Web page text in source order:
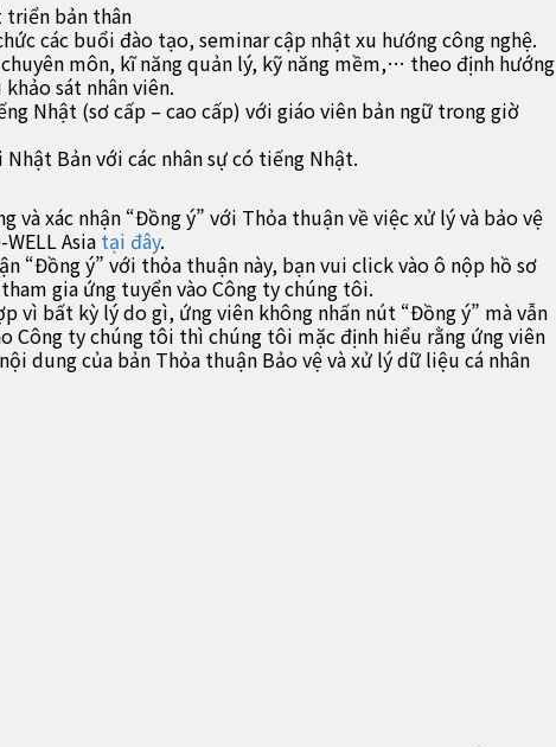
triển bản thân
các buổi đào tạo, seminar cập nhật xu hướng công nghệ.
môn, kĩ năng quản lý, kỹ năng mềm,… theo định hướng
sát nhân viên.
Nhật (sơ cấp – cao cấp) với giáo viên bản ngữ trong giờ
Bản với các nhân sự có tiếng Nhật.
và xác nhận “Đồng ý” với Thỏa thuận về việc xử lý và bảo vệ
Asia tại đây.
“Đồng ý” với thỏa thuận này, bạn vui click vào ô nộp hồ sơ
gia ứng tuyển vào Công ty chúng tôi.
vì bất kỳ lý do gì, ứng viên không nhấn nút “Đồng ý” mà vẫn
Công ty chúng tôi thì chúng tôi mặc định hiểu rằng ứng viên
dung của bản Thỏa thuận Bảo vệ và xử lý dữ liệu cá nhân